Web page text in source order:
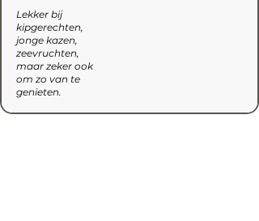
Lekker bij
kipgerechten,
jonge kazen,
zeevruchten,
maar zeker ook
om zo van te
genieten.